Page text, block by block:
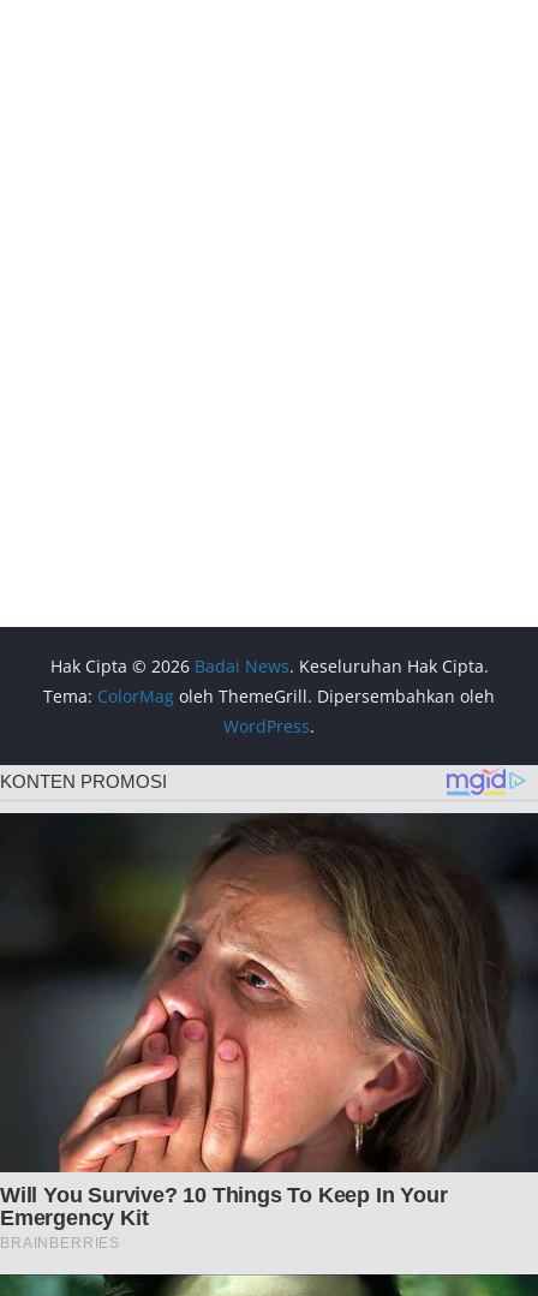
Hak Cipta © 2026 Badai News. Keseluruhan Hak Cipta.
Tema: ColorMag oleh ThemeGrill. Dipersembahkan oleh
WordPress.